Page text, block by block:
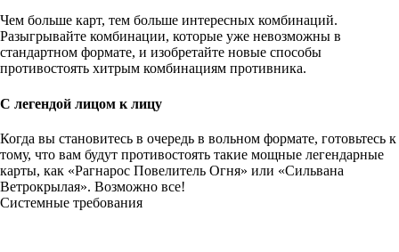
Чем больше карт, тем больше интересных комбинаций.
Разыгрывайте комбинации, которые уже невозможны в
стандартном формате, и изобретайте новые способы
противостоять хитрым комбинациям противника.
С легендой лицом к лицу
Когда вы становитесь в очередь в вольном формате, готовьтесь к
тому, что вам будут противостоять такие мощные легендарные
карты, как «Рагнарос Повелитель Огня» или «Сильвана
Ветрокрылая». Возможно все!
Системные требования